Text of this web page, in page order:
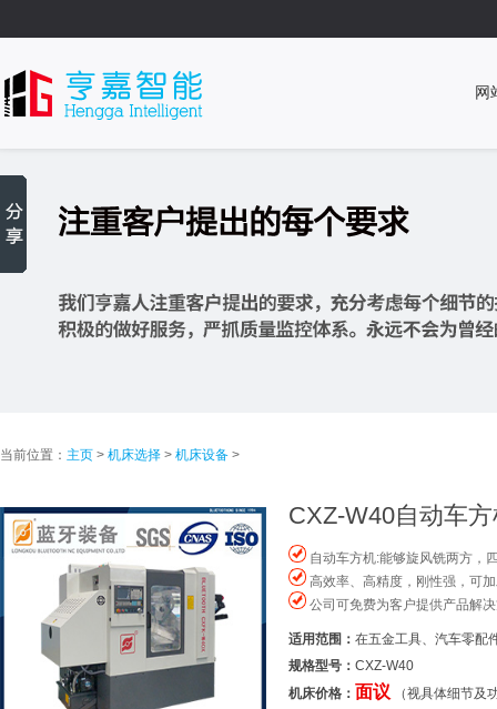
网
当前位置： 主页 > 机床选择 > 机床设备 >
CXZ-W40自动车
自动车方机:能够旋风铣两方，
高效率、高精度，刚性强，可
公司可免费为客户提供产品解
适用范围： 在五金工具、汽车零配
规格型号： CXZ-W40
机床价格： 面议 （视具体细节及